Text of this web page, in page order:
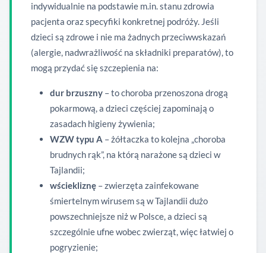
indywidualnie na podstawie m.in. stanu zdrowia
pacjenta oraz specyfiki konkretnej podróży. Jeśli
dzieci są zdrowe i nie ma żadnych przeciwwskazań
(alergie, nadwrażliwość na składniki preparatów), to
mogą przydać się szczepienia na:
dur brzuszny – to choroba przenoszona drogą
pokarmową, a dzieci częściej zapominają o
zasadach higieny żywienia;
WZW typu A – żółtaczka to kolejna „choroba
brudnych rąk”, na którą narażone są dzieci w
Tajlandii;
wściekliznę – zwierzęta zainfekowane
śmiertelnym wirusem są w Tajlandii dużo
powszechniejsze niż w Polsce, a dzieci są
szczególnie ufne wobec zwierząt, więc łatwiej o
pogryzienie;